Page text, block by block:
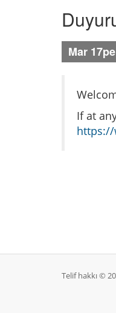
Mar 17pe
If at
https://
Telif hakkı ©